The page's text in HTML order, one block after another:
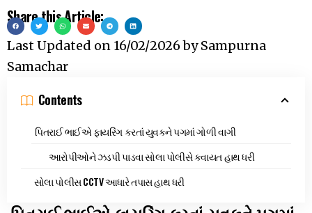
Share this Article:
Last Updated on 16/02/2026bySampurna
Samachar
Contents
પિતરાઈ ભાઈએ ફાયરિંગ કરતાં યુવકને પગમાં ગોળી વાગી
આરોપીઓને ઝડપી પાડવા સોલા પોલીસે કવાયત હાથ ધરી
સોલા પોલીસ CCTV આધારે તપાસ હાથ ધરી